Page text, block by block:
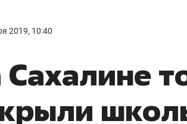
2019, 10:40
Сахалине